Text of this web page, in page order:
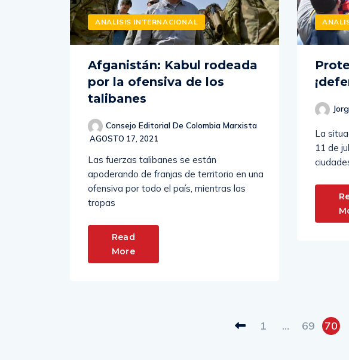
ANALISIS INTERNACIONAL
Afganistán: Kabul rodeada
por la ofensiva de los
talibanes
Consejo Editorial De Colombia Marxista
AGOSTO 17, 2021
Las fuerzas talibanes se están
apoderando de franjas de territorio en una
ofensiva por todo el país, mientras las
tropas
Read
More
La
11 de
1 … 69 70